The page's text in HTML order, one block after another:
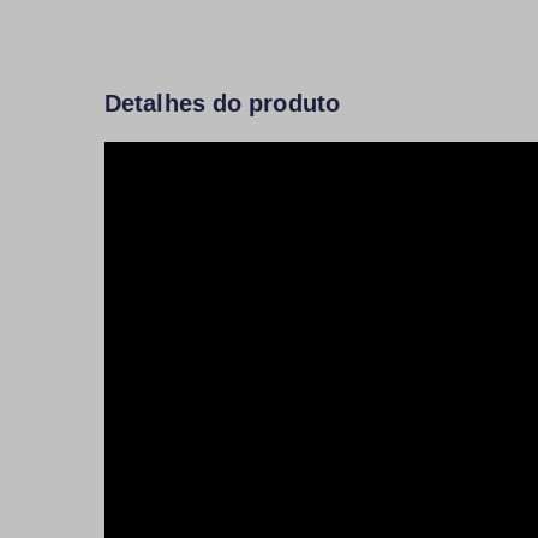
Detalhes do produto